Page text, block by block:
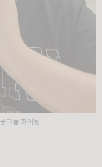
다들 화이팅